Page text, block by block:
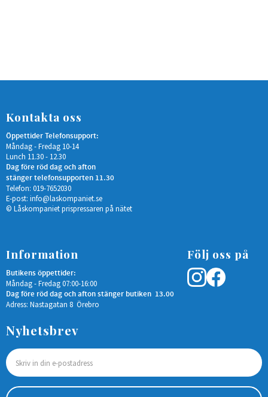
Kontakta oss
Öppettider Telefonsupport:
Måndag - Fredag 10-14
Lunch 11.30 - 12.30
Dag före röd dag och afton
stänger telefonsupporten 11.30
Telefon: 019-7652030
E-post: info@laskompaniet.se
© Låskompaniet prispressaren på nätet
Information
Butikens öppettider:
Måndag - Fredag 07:00-16:00
Dag före röd dag och afton stänger butiken 13.00
Adress: Nastagatan 8 Örebro
Följ oss på
Nyhetsbrev